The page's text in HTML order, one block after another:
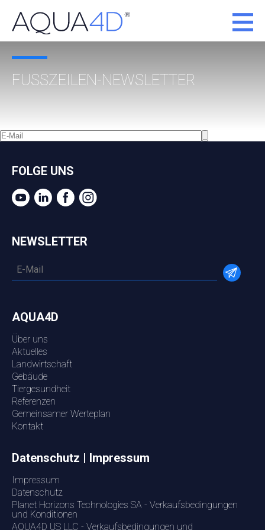
FUSSZEILEN-NEWSLETTER
FOLGE UNS
NEWSLETTER
AQUA4D
Über uns
Aktuelles
Landwirtschaft
Gebäude
Tiergesundheit
Referenzen
Gemeinsamer Werteplan
Kontakt
Datenschutz | Impressum
Impressum
Datenschutz
Planet Horizons Technologies SA - Verkaufsbedingungen
und Konditionen
AQUA4D US LLC - Verkaufsbedingungen und